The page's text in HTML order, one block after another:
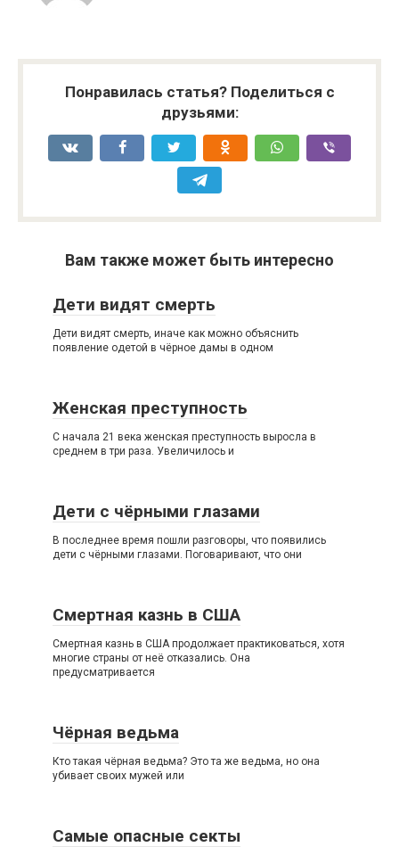
Понравилась статья? Поделиться с
друзьями:
Вам также может быть интересно
Дети видят смерть
Дети видят смерть, иначе как можно объяснить
появление одетой в чёрное дамы в одном
Женская преступность
С начала 21 века женская преступность выросла в
среднем в три раза. Увеличилось и
Дети с чёрными глазами
В последнее время пошли разговоры, что появились
дети с чёрными глазами. Поговаривают, что они
Смертная казнь в США
Смертная казнь в США продолжает практиковаться, хотя
многие страны от неё отказались. Она
предусматривается
Чёрная ведьма
Кто такая чёрная ведьма? Это та же ведьма, но она
убивает своих мужей или
Самые опасные секты